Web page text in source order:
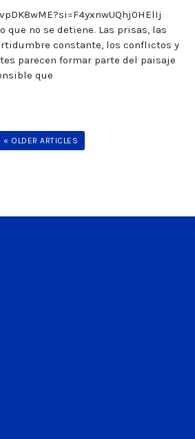
que no se detiene. Las prisas, las
constante, los conflictos y
parecen formar parte del paisaje
que
« OLDER ARTICLES